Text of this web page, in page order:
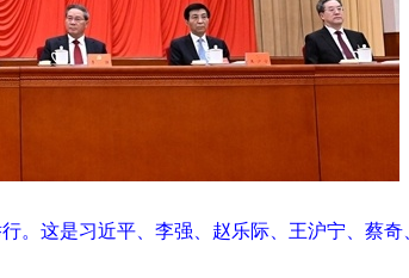
。这是习近平、李强、赵乐际、王沪宁、蔡